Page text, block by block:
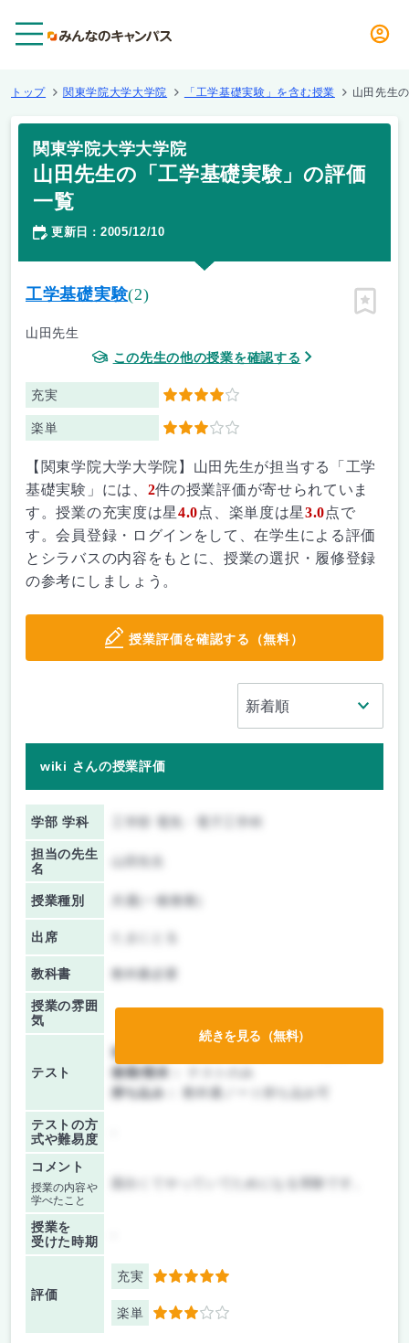
トップ 関東学院大学大学院 「工学基礎実験」を含む授業 山田先生
関東学院大学大学院
山田先生の「工学基礎実験」の評価
一覧
更新日 ： 2005/12/10
工学基礎実験(2)
山田先生
この先生の他の授業を確認する
充実 4
楽単 3
ピン留
【関東学院大学大学院】山田先生が担当する「工学
基礎実験」には、 2件の授業評価が寄せられていま
す。授業の充実度は星4.0点、楽単度は星3.0点で
す。会員登録・ログインをして、在学生による評価
とシラバスの内容をもとに、授業の選択・履修登録
の参考にしましょう。
授業評価を確認する（無料）
wiki さんの授業評価
学部 学科
担当の先生
名
授業種別 共通(一般教養)
出席
教科書 教科書必要
授業の雰囲
気
テスト
前期/中間：
後期/期末：
持ち込み：
教科書ノート持ち込み可
テストの方
式や難易度
コメント
授業の内容や
学べたこと
授業を
受けた時期
評価
充実 5
楽単 3
続きを見る（無料）